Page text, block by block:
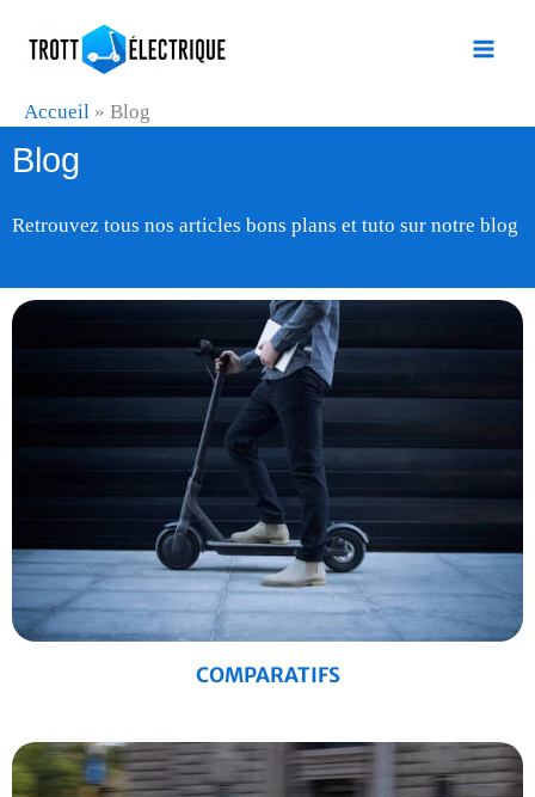
Accueil » Blog
Blog
Retrouvez tous nos articles bons plans et tuto sur notre blog
COMPARATIFS